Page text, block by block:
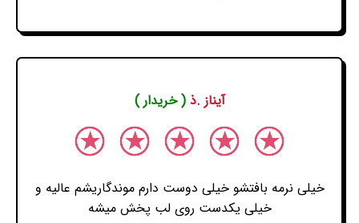
آیناز .ذ( خریدار )
خیلی نرمه بافتشو خیلی دوست دارم موندگاریشم عالیه و
خیلی یکدست روی لب پخش میشه